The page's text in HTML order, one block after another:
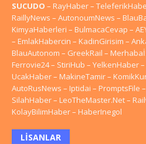
SUCUDO – RayHaber–
RaillyNews – AutonoumNews –
KimyaHaberleri – BulmacaCevap –
– EmlakHabercin – KadinGirisim –
BlauAutonom – GreekRail –
Ferrovie24– StiriHub – YelkenHaber–
UcakHaber– MakineTamir–
AutoRusNews – Iptidai – PromptsFile –
SilahHaber– LeoTheMaster.Net–
KolayBilimHaber– HaberInegol
LISANLAR